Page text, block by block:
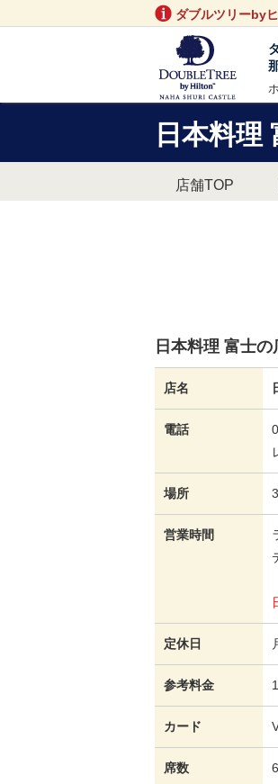
ダブルツリーby
日本料理
店舗TOP
日本料理 富士の
店名
電話
場所
営業時間
定休日
参考料金
カード
席数